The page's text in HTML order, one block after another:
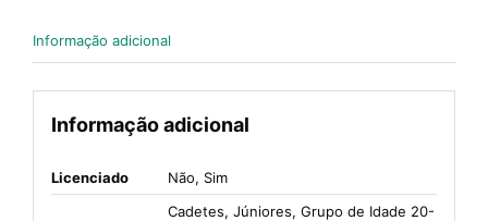
Informação adicional
Informação adicional
Licenciado Não, Sim
Cadetes, Júniores, Grupo de Idade 20-